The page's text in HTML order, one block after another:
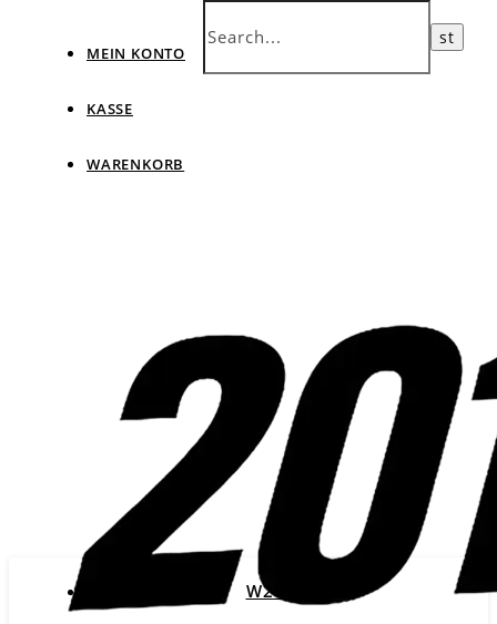
MEIN KONTO
KASSE
WARENKORB
W201